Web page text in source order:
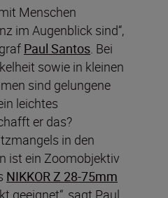
Menschen
im Augenblick sind“,
Paul Santos. Bei
sowie in kleinen
sind gelungene
leichtes
er das?
in den
ist ein Zoomobjektiv
NIKKOR Z 28-75mm
geeignet“, sagt Paul.